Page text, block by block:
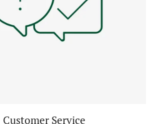
Customer Service